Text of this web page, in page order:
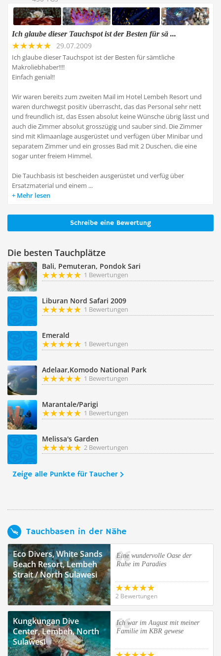
Ich glaube dieser Tauchspot ist der Besten für sä ...
29.07.2009
Ich glaube dieser Tauchspot ist der Besten für sämtliche
Makroliebhaber!!!!
Einfach genial!!
Wir waren bereits zum zweiten Mail im Hotel Lembeh Resort und
waren durchwegst positiv überrascht, das das Personal sehr nett
und freundlich ist, das Essen absolut keine Wünsche übrig lässt und
auch die Zimmer absolut grosszügig und sauber sind. Die Zimmer
sind mit Klimaanlage ausgerüstet und verfügen über Minibar und
separatem Zimmer und ein grosses Bad mit 2 Duschen, die eine
sogar unter freiem Himmel.
Die Tauchbasis ist bescheiden ausgerüstet und verfüg über
Ersatzmaterial und einem ...
Mehr lesen
Schreibe eine Bewertung
Die besten Tauchplätze
Bali, Pemuteran, Pondok Sari
1 Bewertungen
Liburan Nord Safari 2009
1 Bewertungen
Emerald
1 Bewertungen
Adelaar,Komodo National Park
1 Bewertungen
Marantale/Parigi
1 Bewertungen
Melissa's Garden
2 Bewertungen
Zeige alle Punkte für Taucher
Tauchbasen in der Nähe
Eco Divers, White Sands
Beach Resort, Lembeh
Strait / North Sulawesi
Eine wundervolle Oase der
Ruhe im Paradies
2 Bewertungen
Kungkungan Dive
Center, Lembeh, North
Sulawesi
Ich war im August mit meiner
Familie im KBR gewese